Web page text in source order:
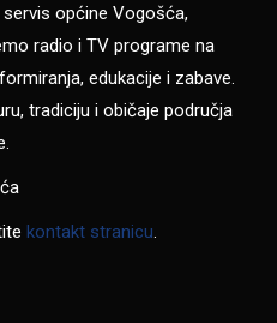
općine Vogošća,
radio i TV programe na
edukacije i zabave.
tradiciju i običaje područja
kontakt stranicu